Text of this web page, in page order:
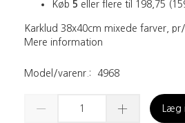
Køb 5 eller flere til 198,75 (
Karklud 38x40cm mixede farver, pr/
Mere information
Model/varenr.: 4968
Læg